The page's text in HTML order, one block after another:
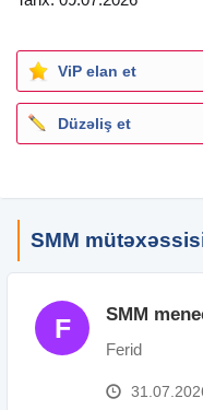
ViP elan et
Düzəliş et
SMM
F SMM
Ferid